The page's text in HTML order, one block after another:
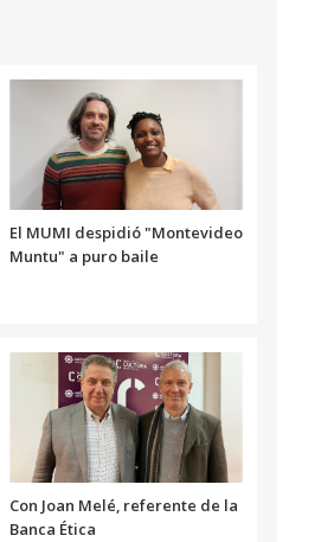
el
volumen.
El MUMI despidió "Montevideo
Muntu" a puro baile
Con Joan Melé, referente de la
Banca Ética